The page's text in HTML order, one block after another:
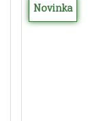
Novinka